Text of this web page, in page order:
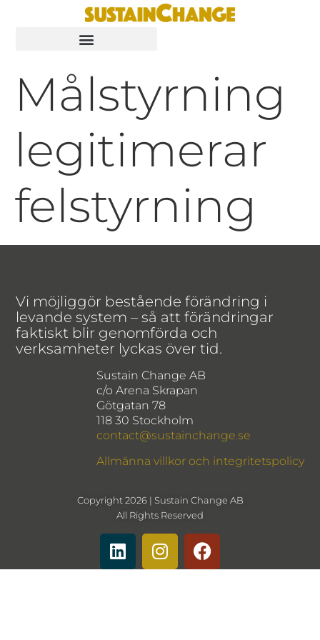
Målstyrning
legitimerar
felstyrning
Vi möjliggör bestående förändring i
levande system – så att förändringar
faktiskt blir genomförda och
verksamheter lyckas över tid.
Sustain Change AB
c/o Arena Skrapan
Götgatan 78
118 30 Stockholm
contact@sustainchange.se
Allmänna villkor och integritetspolicy
Copyright 2026 | Sustain Change AB
All Rights Reserved